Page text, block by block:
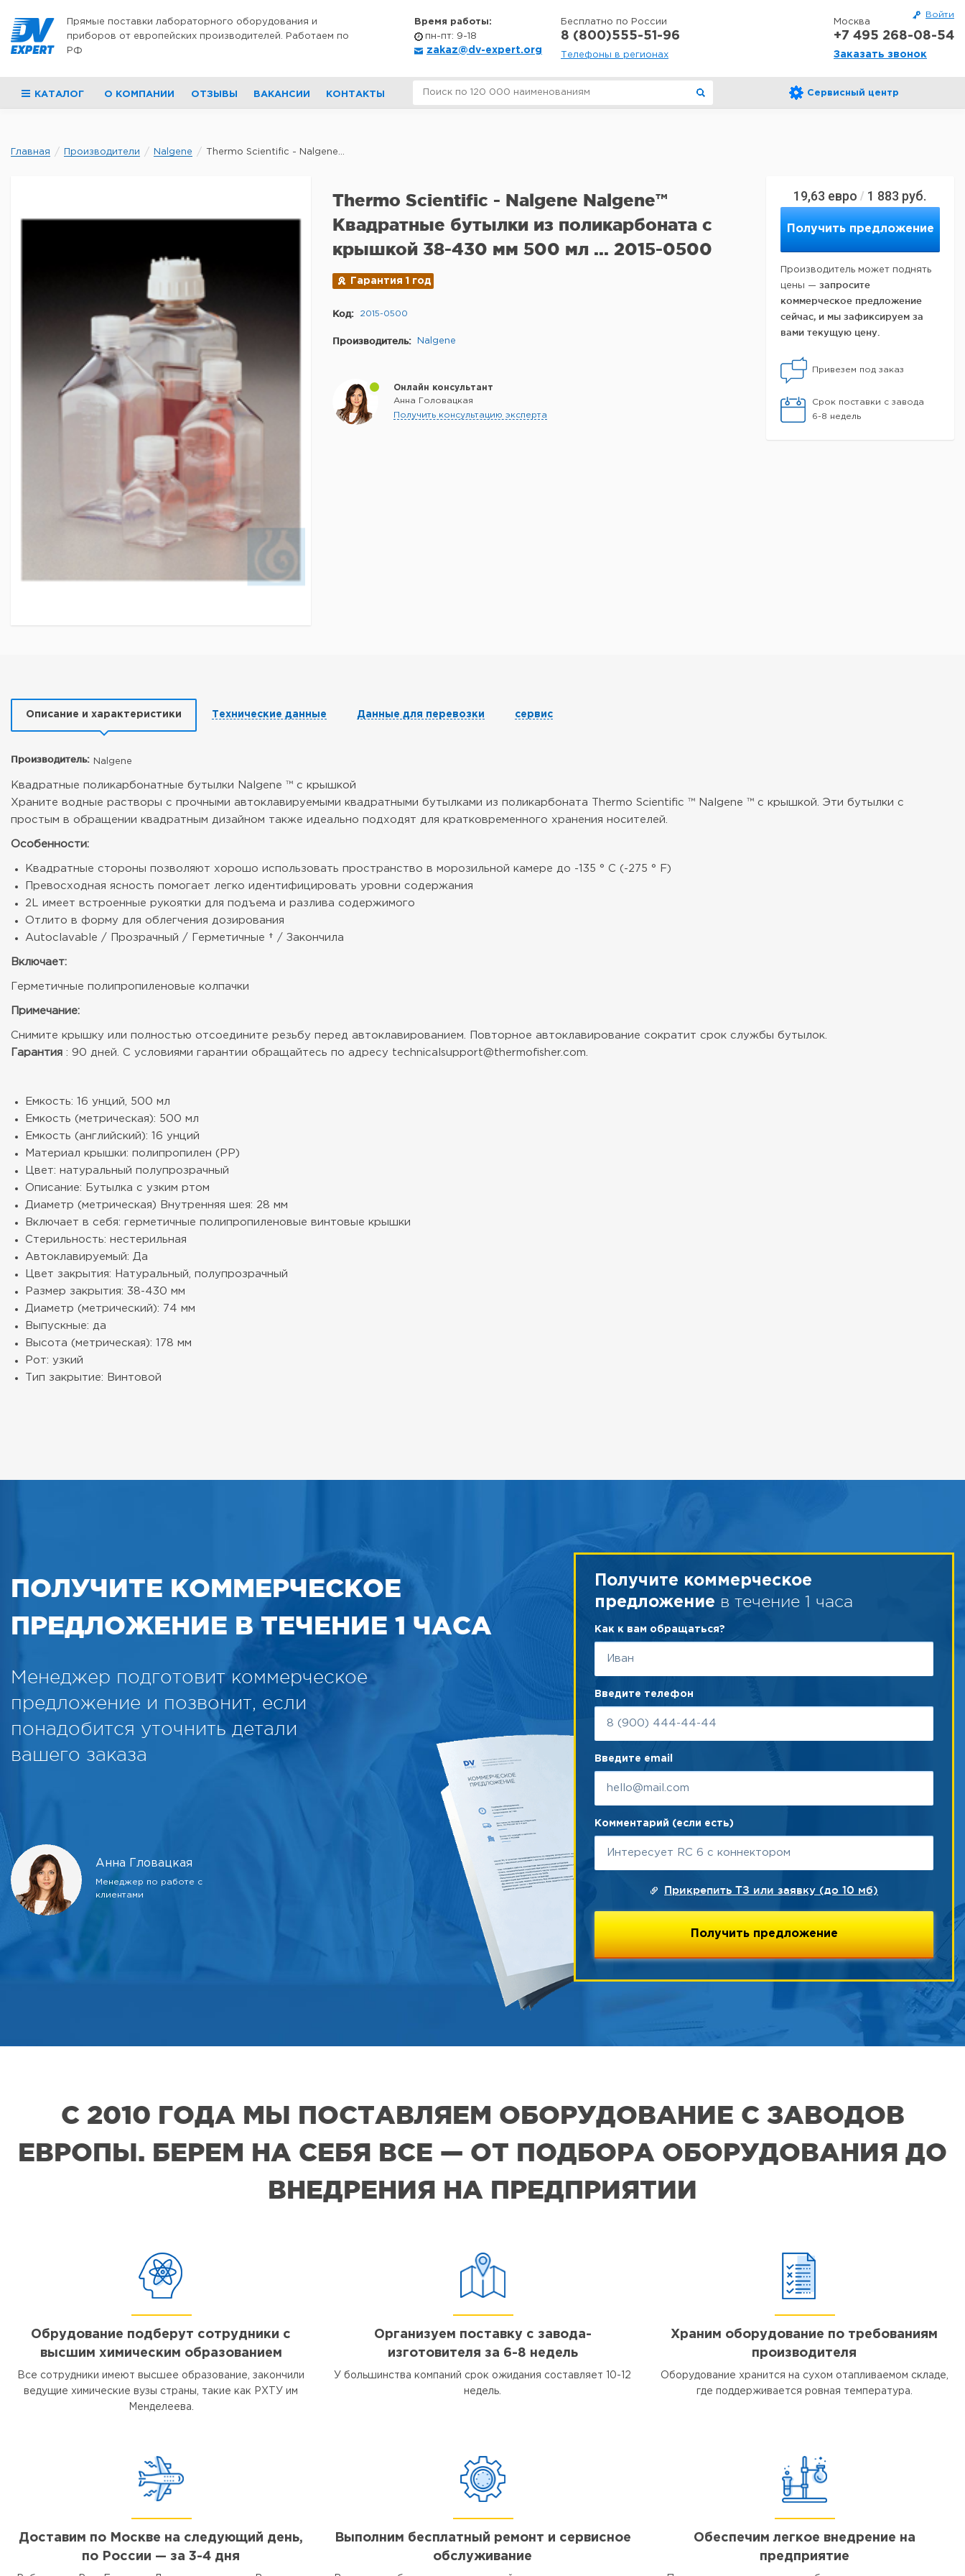
Войти
Прямые поставки лабораторного оборудования и
приборов от европейских производителей. Работаем по
РФ
Время работы:
пн-пт: 9-18
zakaz@dv-expert.org
Бесплатно по России
8 (800)555-51-96
Телефоны в регионах
Москва
+7 495 268-08-54
Заказать звонок
КАТАЛОГ О КОМПАНИИ ОТЗЫВЫ ВАКАНСИИ КОНТАКТЫ Сервисный центр
Главная Производители Nalgene Thermo Scientific - Nalgene...
19,63 евро / 1 883 руб.
Получить предложение
Производитель может поднять
цены — запросите
коммерческое предложение
сейчас, и мы зафиксируем за
вами текущую цену.
Привезем под заказ
Срок поставки с завода
6-8 недель
Thermo Scientific - Nalgene Nalgene™
Квадратные бутылки из поликарбоната с
крышкой 38-430 мм 500 мл ... 2015-0500
Гарантия 1 год
Код: 2015-0500
Производитель: Nalgene
Онлайн консультант
Анна Головацкая
Получить консультацию эксперта
Описание и характеристики Технические данные Данные для перевозки сервис
Производитель: Nalgene
Квадратные поликарбонатные бутылки Nalgene ™ с крышкой
Храните водные растворы с прочными автоклавируемыми квадратными бутылками из поликарбоната Thermo Scientific ™ Nalgene ™ с крышкой. Эти бутылки с
простым в обращении квадратным дизайном также идеально подходят для кратковременного хранения носителей.
Особенности:
Квадратные стороны позволяют хорошо использовать пространство в морозильной камере до -135 ° C (-275 ° F)
Превосходная ясность помогает легко идентифицировать уровни содержания
2L имеет встроенные рукоятки для подъема и разлива содержимого
Отлито в форму для облегчения дозирования
Autoclavable / Прозрачный / Герметичные † / Закончила
Включает:
Герметичные полипропиленовые колпачки
Примечание:
Снимите крышку или полностью отсоедините резьбу перед автоклавированием. Повторное автоклавирование сократит срок службы бутылок.
Гарантия : 90 дней. С условиями гарантии обращайтесь по адресу technicalsupport@thermofisher.com.
Емкость: 16 унций, 500 мл
Емкость (метрическая): 500 мл
Емкость (английский): 16 унций
Материал крышки: полипропилен (PP)
Цвет: натуральный полупрозрачный
Описание: Бутылка с узким ртом
Диаметр (метрическая) Внутренняя шея: 28 мм
Включает в себя: герметичные полипропиленовые винтовые крышки
Стерильность: нестерильная
Автоклавируемый: Да
Цвет закрытия: Натуральный, полупрозрачный
Размер закрытия: 38-430 мм
Диаметр (метрический): 74 мм
Выпускные: да
Высота (метрическая): 178 мм
Рот: узкий
Тип закрытие: Винтовой
ПОЛУЧИТЕ КОММЕРЧЕСКОЕ
ПРЕДЛОЖЕНИЕ В ТЕЧЕНИЕ 1 ЧАСА
Менеджер подготовит коммерческое
предложение и позвонит, если
понадобится уточнить детали
вашего заказа
Анна Гловацкая
Менеджер по работе с
клиентами
Получите коммерческое
предложение в течение 1 часа
Как к вам обращаться?
Введите телефон
Введите email
Комментарий (если есть)
Прикрепить ТЗ или заявку (до 10 мб)
С 2010 ГОДА МЫ ПОСТАВЛЯЕМ ОБОРУДОВАНИЕ С ЗАВОДОВ
ЕВРОПЫ. БЕРЕМ НА СЕБЯ ВСЕ — ОТ ПОДБОРА ОБОРУДОВАНИЯ ДО
ВНЕДРЕНИЯ НА ПРЕДПРИЯТИИ
Обрудование подберут сотрудники с
высшим химическим образованием
Все сотрудники имеют высшее образование, закончили
ведущие химические вузы страны, такие как РХТУ им
Менделеева.
Организуем поставку с завода-
изготовителя за 6-8 недель
У большинства компаний срок ожидания составляет 10-12
недель.
Храним оборудование по требованиям
производителя
Оборудование хранится на сухом отапливаемом складе,
где поддерживается ровная температура.
Доставим по Москве на следующий день,
по России — за 3-4 дня
Выполним бесплатный ремонт и сервисное
обслуживание
Обеспечим легкое внедрение на
предприятие